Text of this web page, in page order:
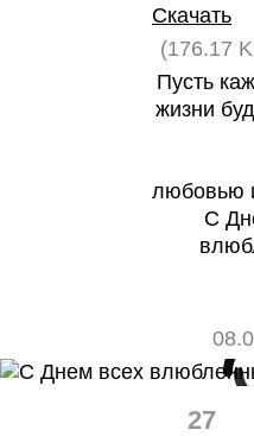
Скачать
(176.17
Пусть
жизни
любовью
С
27